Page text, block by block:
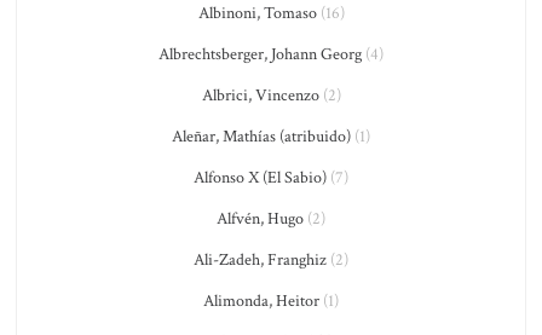
Albinoni, Tomaso(16)
Albrechtsberger, Johann Georg (4)
Albrici, Vincenzo(2)
Aleñar, Mathías (atribuido) (1)
Alfonso X (El Sabio) (7)
Alfvén, Hugo (2)
Ali-Zadeh, Franghiz (2)
Alimonda, Heitor (1)